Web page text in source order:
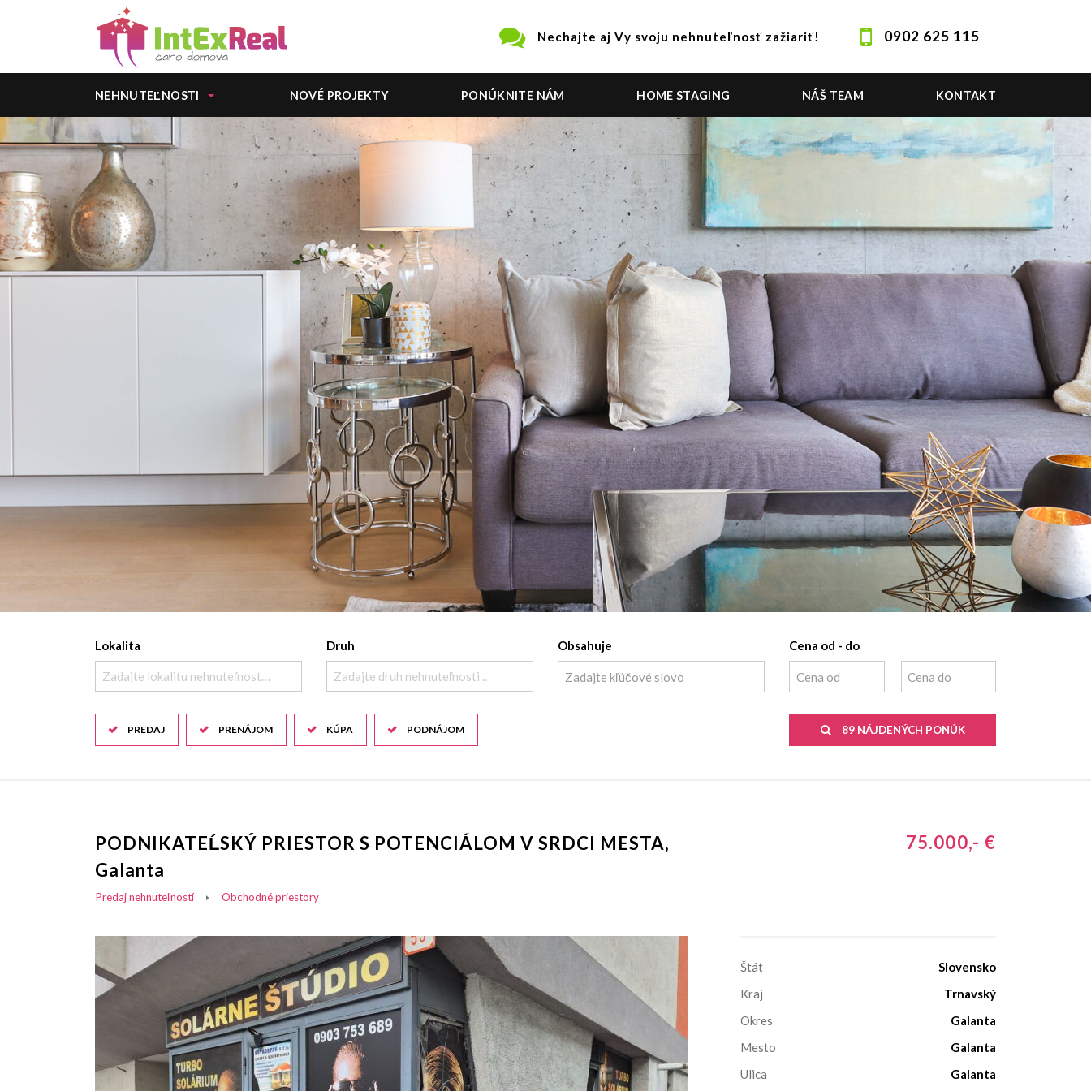
0902 625 115
Nechajte aj Vy svoju nehnuteľnosť zažiariť!
NEHNUTEĽNOSTI NOVÉ PROJEKTY PONÚKNITE NÁM HOME STAGING NÁŠ TEAM KONTAKT
Lokalita
Zadajte lokalitu nehnuteľnosti ..
Druh
Zadajte druh nehnuteľnosti ..
Obsahuje Cena od - do
PREDAJ PRENÁJOM KÚPA PODNÁJOM 89 NÁJDENÝCH PONÚK
PODNIKATEĹSKÝ PRIESTOR S POTENCIÁLOM V SRDCI MESTA,
Galanta
75.000,- €
Predaj nehnuteľností Obchodné priestory
Štát
Slovensko
Kraj
Trnavský
Okres
Galanta
Mesto
Galanta
Ulica
Galanta